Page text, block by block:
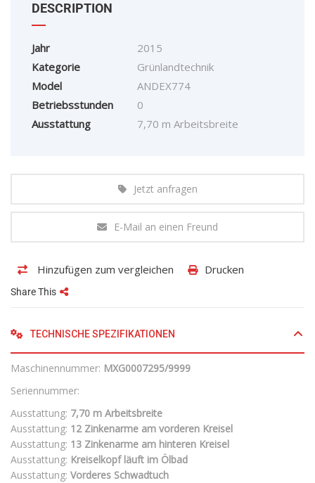
DESCRIPTION
Jahr
2015
Kategorie
Grünlandtechnik
Model
ANDEX774
Betriebsstunden
0
Ausstattung
7,70 m Arbeitsbreite
Jetzt anfragen
E-Mail an einen Freund
Hinzufügen zum vergleichen Drucken
Share This
TECHNISCHE SPEZIFIKATIONEN
Maschinennummer: MXG0007295/9999
Seriennummer:
Ausstattung: 7,70 m Arbeitsbreite
Ausstattung: 12 Zinkenarme am vorderen Kreisel
Ausstattung: 13 Zinkenarme am hinteren Kreisel
Ausstattung: Kreiselkopf läuft im Ölbad
Ausstattung: Vorderes Schwadtuch